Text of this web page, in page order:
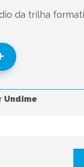
da trilha
Undime